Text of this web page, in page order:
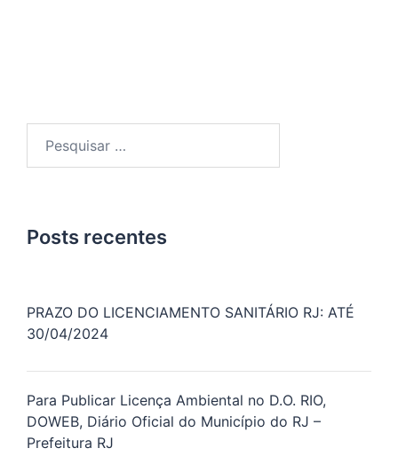
Posts recentes
PRAZO DO LICENCIAMENTO SANITÁRIO RJ: ATÉ
30/04/2024
Para Publicar Licença Ambiental no D.O. RIO,
DOWEB, Diário Oficial do Município do RJ –
Prefeitura RJ